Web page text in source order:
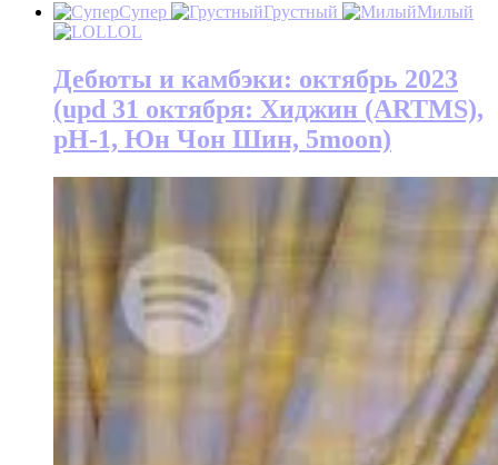
Супер Грустный
Милый
LOL
Дебюты и камбэки: октябрь 2023
(upd 31 октября: Хиджин (ARTMS),
pH-1, Юн Чон Шин, 5moon)